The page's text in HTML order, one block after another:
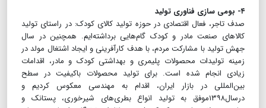
۴- بومی سازی فناوری تولید
صدف تاجر، فعال اقتصادی در حوزه تولید کالای کودک: در راستای تولید
کالاهای صنعت مادر و کودک گام‌هایی برداشته‌ایم. همچنین در سال
جهش تولید با مشارکت مردم، با هدف کارآفرینی و ایجاد اشتغال مولد در
زمینه تولیدات محصولات پلیمری و بهداشتی کودک و مادر، اقدامات
زیادی انجام شده است. برای تولید محصولات باکیفیت در سطح
بین‌المللی در بازار ایران، اقدام به مهندسی معکوس کردیم و
درسال۱۳۹۸موفق به تولید انواع بطری‌های شیرخوری، پستانک و